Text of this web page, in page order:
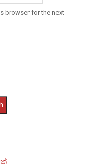
browser for the next